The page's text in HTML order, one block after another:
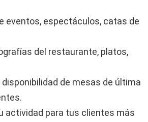
eventos, espectáculos, catas de
del restaurante, platos,
de mesas de última
actividad para tus clientes más